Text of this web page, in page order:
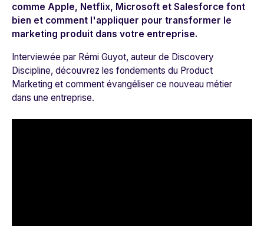
comme Apple, Netflix, Microsoft et Salesforce font
bien et comment l'appliquer pour transformer le
marketing produit dans votre entreprise.
Interviewée par Rémi Guyot, auteur de Discovery
Discipline, découvrez les fondements du Product
Marketing et comment évangéliser ce nouveau métier
dans une entreprise.